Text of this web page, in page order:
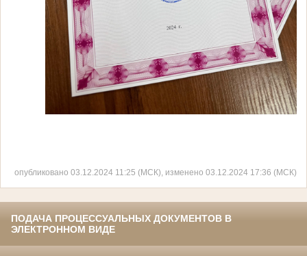
опубликовано 03.12.2024 11:25 (МСК), изменено 03.12.2024 17:36 (МСК)
ПОДАЧА ПРОЦЕССУАЛЬНЫХ ДОКУМЕНТОВ В
ЭЛЕКТРОННОМ ВИДЕ